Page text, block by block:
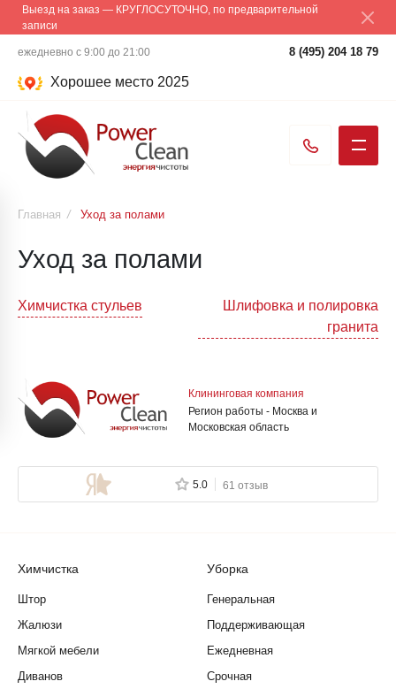
Выезд на заказ — КРУГЛОСУТОЧНО, по предварительной
записи
ежедневно с 9:00 до 21:00 8 (495) 204 18 79
Хорошее место 2025
Главная / Уход за полами
Уход за полами
Навигация
Химчистка стульев
Шлифовка и полировка
гранита
Клининговая компания
Регион работы - Москва и
Московская область
5.0 61 отзыв
Химчистка
Штор
Жалюзи
Мягкой мебели
Диванов
Уборка
Генеральная
Поддерживающая
Ежедневная
Срочная